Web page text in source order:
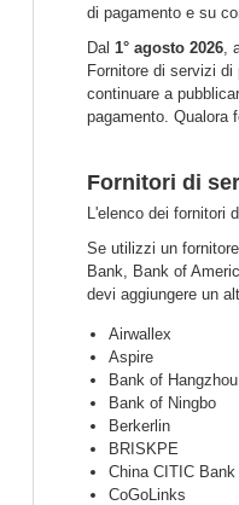
di pagamento e su
Dal 1° agosto 2026,
Fornitore di servizi
continuare a
pagamento. Qualora
Fornitori di
L'elenco dei fornitori
Se utilizzi un
Bank, Bank of
devi aggiungere un
Airwallex
Aspire
Bank of Hangzhou
Bank of Ningbo
Berkerlin
BRISKPE
China CITIC Bank
CoGoLinks